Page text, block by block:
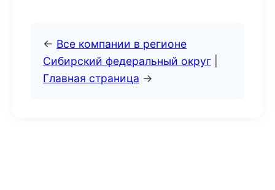
← Все компании в регионе
Сибирский федеральный округ
Главная страница →